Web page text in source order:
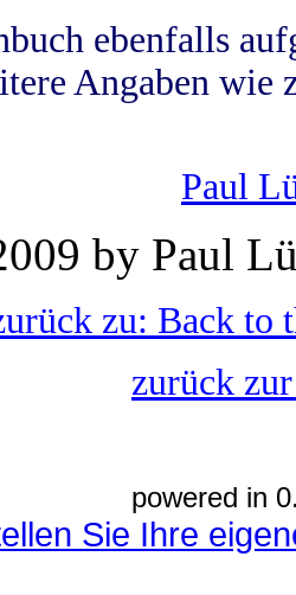
ebenfalls
Angaben wie
Paul
by Paul
zu: Back to
zurück
powered in
Sie Ihre